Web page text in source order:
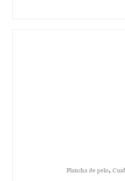
Plancha de pelo,